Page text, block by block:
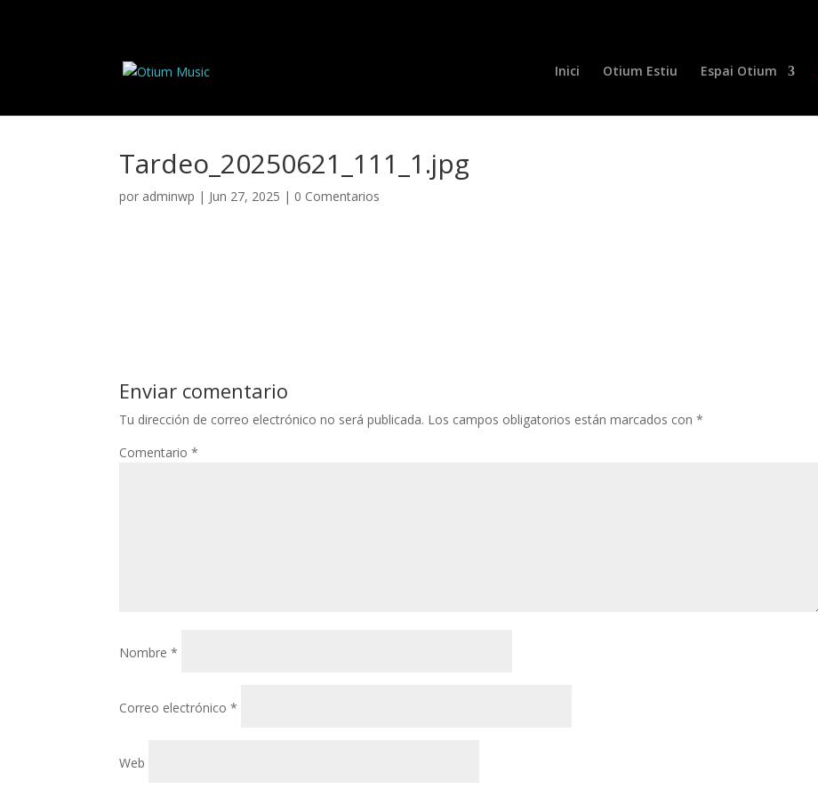
Inici Otium Estiu Espai Otium
Tardeo_20250621_111_1.jpg
por adminwp | Jun 27, 2025 | 0 Comentarios
Enviar comentario
Tu dirección de correo electrónico no será publicada. Los campos obligatorios están marcados con*
Comentario*
Nombre*
Correo electrónico*
Web